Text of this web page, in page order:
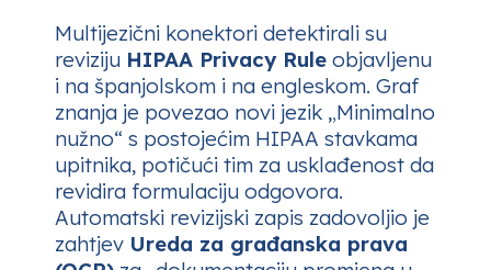
Multijezični konektori detektirali su
reviziju HIPAA Privacy Rule objavljenu
i na španjolskom i na engleskom. Graf
znanja je povezao novi jezik „Minimalno
nužno“ s postojećim HIPAA stavkama
upitnika, potičući tim za usklađenost da
revidira formulaciju odgovora.
Automatski revizijski zapis zadovoljio je
zahtjev Ureda za građanska prava